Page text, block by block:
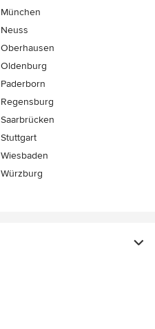
München
Neuss
Oberhausen
Oldenburg
Paderborn
Regensburg
Saarbrücken
Stuttgart
Wiesbaden
Würzburg